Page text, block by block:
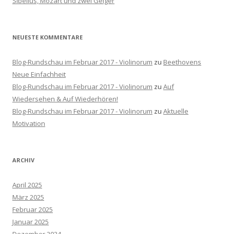
NEUESTE KOMMENTARE
Blog-Rundschau im Februar 2017 - Violinorum zu Beethovens
Neue Einfachheit
Blog-Rundschau im Februar 2017 - Violinorum zu Auf
Wiedersehen & Auf Wiederhören!
Blog-Rundschau im Februar 2017 - Violinorum zu Aktuelle
Motivation
ARCHIV
April 2025
März 2025
Februar 2025
Januar 2025